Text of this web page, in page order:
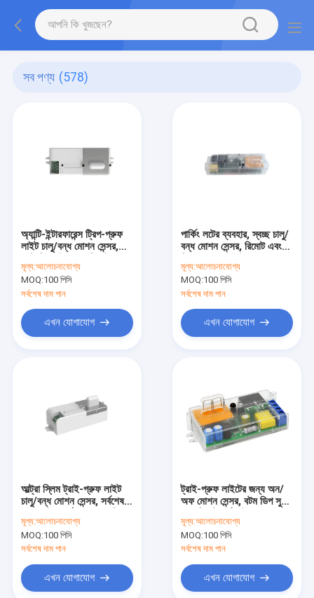
সব পণ্য (578)
অ্যান্টি-ইন্টারফারেন্স ট্রিপ-প্রুফ
লাইট চালু/বন্ধ মোশন সেন্সর,
কনফিগারেশন সমর্থন করে
মূল্য:আলোচনাযোগ্য
MOQ:100 পিসি
সর্বশেষ দাম পান
এখন যোগাযোগ
পার্কিং লটের ব্যবহার, স্বচ্ছ চালু/
বন্ধ মোশন সেন্সর, রিমোট এবং
মূল্য:আলোচনাযোগ্য
MOQ:100 পিসি
সর্বশেষ দাম পান
এখন যোগাযোগ
আল্ট্রা স্লিম ট্রাই-প্রুফ লাইট
চালু/বন্ধ মোশন সেন্সর, সর্বশেষ
সুইচ সেটিং
মূল্য:আলোচনাযোগ্য
MOQ:100 পিসি
সর্বশেষ দাম পান
এখন যোগাযোগ
ট্রাই-প্রুফ লাইটের জন্য অন/
অফ মোশন সেন্সর, বটম ডিপ সুইচ
মূল্য:আলোচনাযোগ্য
MOQ:100 পিসি
সর্বশেষ দাম পান
এখন যোগাযোগ